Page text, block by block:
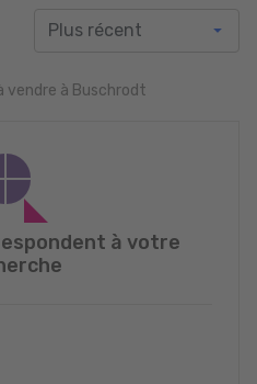
vendre à Buschrodt
à votre